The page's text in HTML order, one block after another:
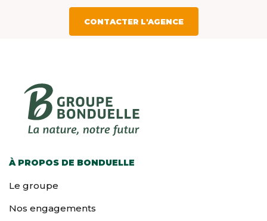
CONTACTER L'AGENCE
À PROPOS DE BONDUELLE
Le groupe
Nos engagements